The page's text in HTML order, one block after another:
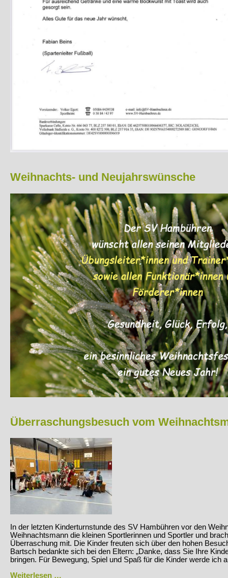
Weihnachts- und Neujahrswünsche
Überraschungsbesuch vom
In der letzten Kinderturnstunde des SV Hambühren vor den
Weihnachtsmann die kleinen Sportlerinnen und Sportler und
Überraschung mit. Die Kinder freuten sich über den hohen
Bartsch bedankte sich bei den Eltern: „Danke, dass Sie Ihre
bringen. Für Bewegung, Spiel und Spaß für die Kinder werde ich
Weiterlesen …